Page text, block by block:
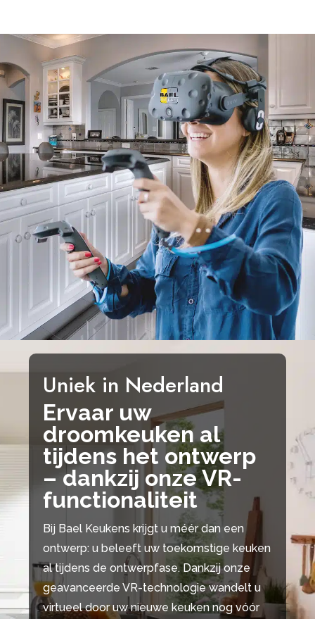
Uniek in Nederland
Ervaar uw
droomkeuken al
tijdens het ontwerp
– dankzij onze VR-
functionaliteit
Bij Bael Keukens krijgt u méér dan een
ontwerp: u beleeft uw toekomstige keuken
al tijdens de ontwerpfase. Dankzij onze
geavanceerde VR-technologie wandelt u
virtueel door uw nieuwe keuken nog vóór